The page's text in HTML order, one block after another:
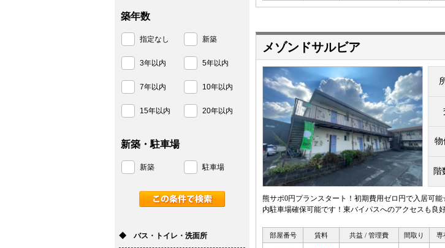
メゾンドサルビア
物
階
熊サポ0円プランスタート！初期費用ゼロ円で入居可
内駐車場確保可能です！東バイパスへのアクセスも良好
部屋番号 賃料 共益 / 管理費 間取り 専
築年数
指定なし 新築
3年以内 5年以内
7年以内 10年以内
15年以内 20年以内
新築・駐車場
新築 駐車場
◆ バス・トイレ・洗面所